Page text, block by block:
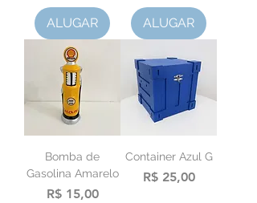
ALUGAR ALUGAR
Bomba de
Gasolina Amarelo
Preço
R$ 15,00
Container Azul G
Preço
R$ 25,00